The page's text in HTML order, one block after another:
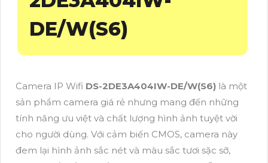
DE/W(S6)
Camera IP Wifi DS-2DE3A404IW-DE/W(S6) là một
sản phẩm camera giá rẻ nhưng mang đến những
tính năng ưu việt và chất lượng hình ảnh tuyệt vời
cho người dùng. Với cảm biến CMOS, camera này
đem lại hình ảnh sắc nét và màu sắc tươi sặc sỡ,